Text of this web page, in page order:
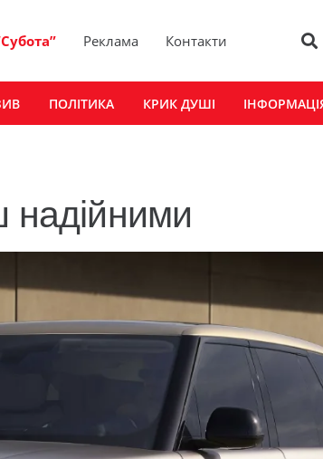
Реклама Контакти
ПОЛІТИКА КРИК ДУШІ
надійними